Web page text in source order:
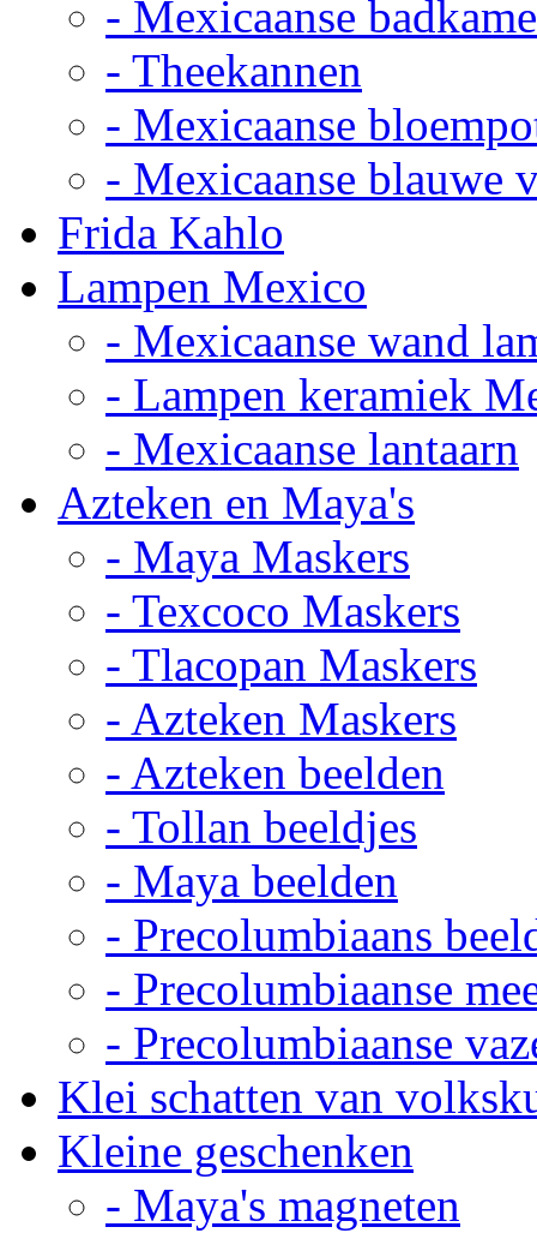
- Mexicaanse
- Theekannen
- Mexicaanse
- Mexicaanse blauwe
Frida Kahlo
Lampen Mexico
- Mexicaanse wand
- Lampen keramiek
- Mexicaanse lantaarn
Azteken en Maya's
- Maya Maskers
- Texcoco Maskers
- Tlacopan Maskers
- Azteken Maskers
- Azteken beelden
- Tollan beeldjes
- Maya beelden
- Precolumbiaans
- Precolumbiaanse
- Precolumbiaanse
Klei schatten van
Kleine geschenken
- Maya's magneten